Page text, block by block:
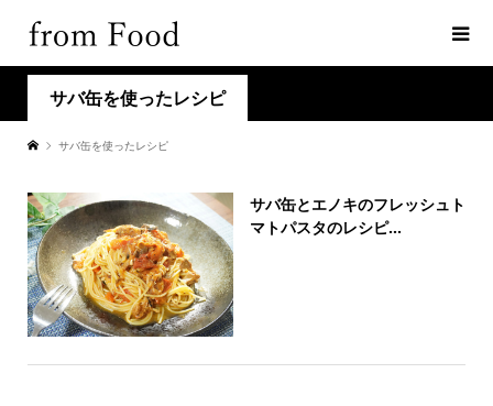
サバ缶を使ったレシピ
サバ缶を使ったレシピ
サバ缶とエノキのフレッシュト
マトパスタのレシピ...